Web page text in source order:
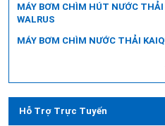
MÁY BƠM CHÌM HÚT NƯỚC THẢI
WALRUS
MÁY BƠM CHÌM NƯỚC THẢI
Hỗ Trợ Trực Tuyến